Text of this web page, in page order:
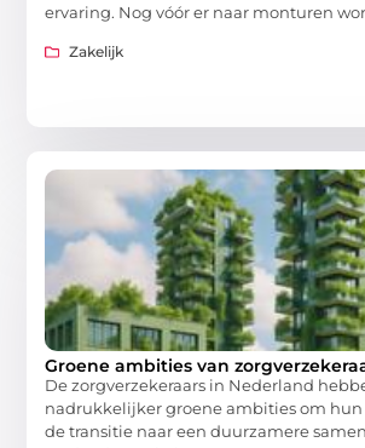
ervaring. Nog vóór er naar monturen
Zakelijk
Groene ambities van
De zorgverzekeraars in Nederland
nadrukkelijker groene ambities om
de transitie naar een duurzamere